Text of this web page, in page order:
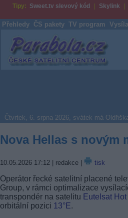
Tipy: Sweet.tv slevový kód Skylink
Přehledy ČS pakety TV program
Parabola.cz
Čtvrtek, 6. srpna 2026, svátek má
Nova Hellas s novým
10.05.2026 17:12 | redakce | tisk
Operátor řecké satelitní placené
Group, v rámci optimalizace
transpondér na satelitu Eutelsat
orbitální pozici 13°E.